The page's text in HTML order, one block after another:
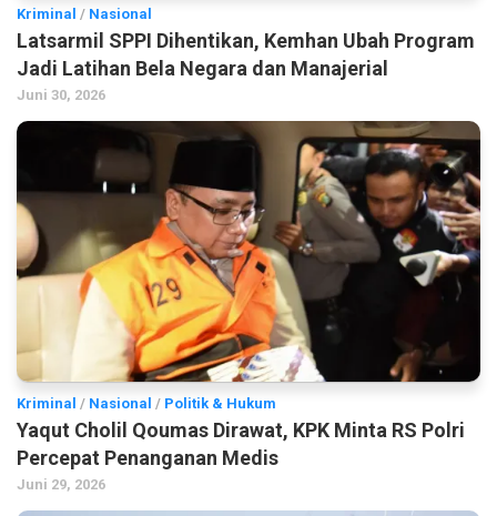
Kriminal / Nasional
Latsarmil SPPI Dihentikan, Kemhan Ubah Program
Jadi Latihan Bela Negara dan Manajerial
Juni 30, 2026
Kriminal / Nasional / Politik & Hukum
Yaqut Cholil Qoumas Dirawat, KPK Minta RS Polri
Percepat Penanganan Medis
Juni 29, 2026